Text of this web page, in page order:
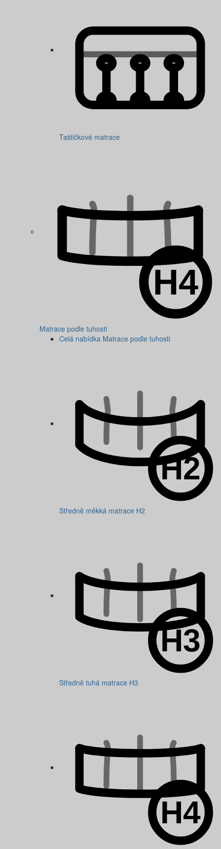
Taštičkové matrace
Matrace podle tuhosti
Celá nabídka Matrace podle tuhosti
Středně měkká matrace H2
Středně tuhá matrace H3